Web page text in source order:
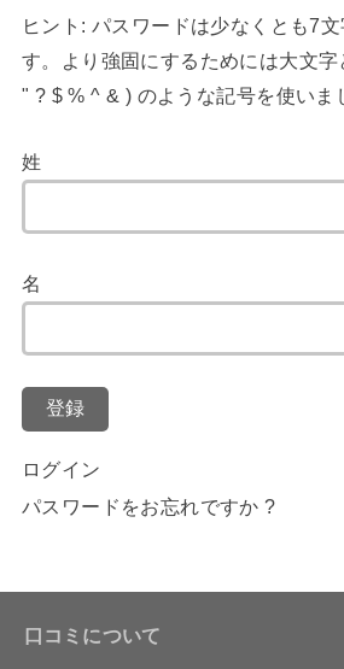
ヒント: パスワードは少なくとも7
す。より強固にするためには大文
" ? $ % ^ & ) のような記号を使いま
姓
名
登録
ログイン
パスワードをお忘れですか ?
口コミについて